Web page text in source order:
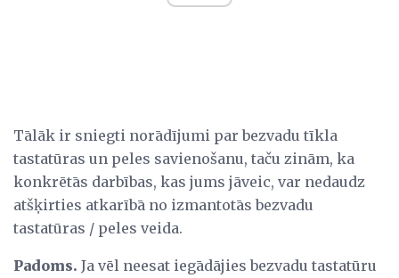
Tālāk ir sniegti norādījumi par bezvadu tīkla
tastatūras un peles savienošanu, taču zinām, ka
konkrētās darbības, kas jums jāveic, var nedaudz
atšķirties atkarībā no izmantotās bezvadu
tastatūras / peles veida.
Padoms. Ja vēl neesat iegādājies bezvadu tastatūru